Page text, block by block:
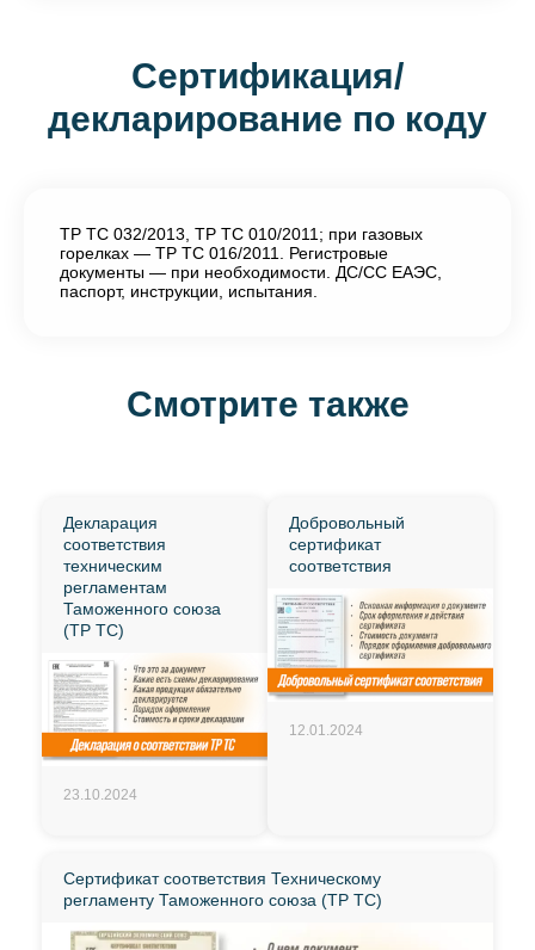
Сертификация/
декларирование по коду
ТР ТС 032/2013, ТР ТС 010/2011; при газовых
горелках — ТР ТС 016/2011. Регистровые
документы — при необходимости. ДС/СС ЕАЭС,
паспорт, инструкции, испытания.
Смотрите также
Декларация
соответствия
техническим
регламентам
Таможенного союза
(ТР ТС)
23.10.2024
Добровольный
сертификат
соответствия
12.01.2024
Сертификат соответствия Техническому
регламенту Таможенного союза (ТР ТС)